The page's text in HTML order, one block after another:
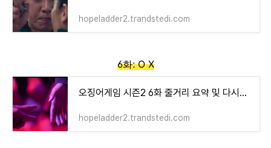
hopeladder2.trandstedi.com
6화: O X
오징어게임 시즌2 6화 줄거리 요약 및 다시보기
hopeladder2.trandstedi.com